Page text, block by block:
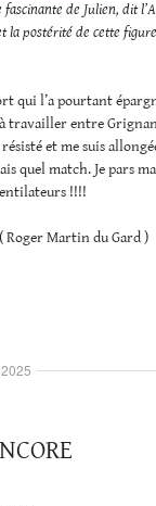
de Julien, dit
la postérité de cette
qui l’a pourtant
travailler entre
et me suis
quel match. Je pars
!!!!
Roger Martin du Gard )